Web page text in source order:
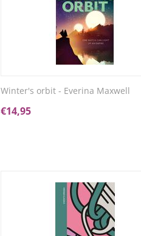
Winter's orbit - Everina Maxwell
€14,95